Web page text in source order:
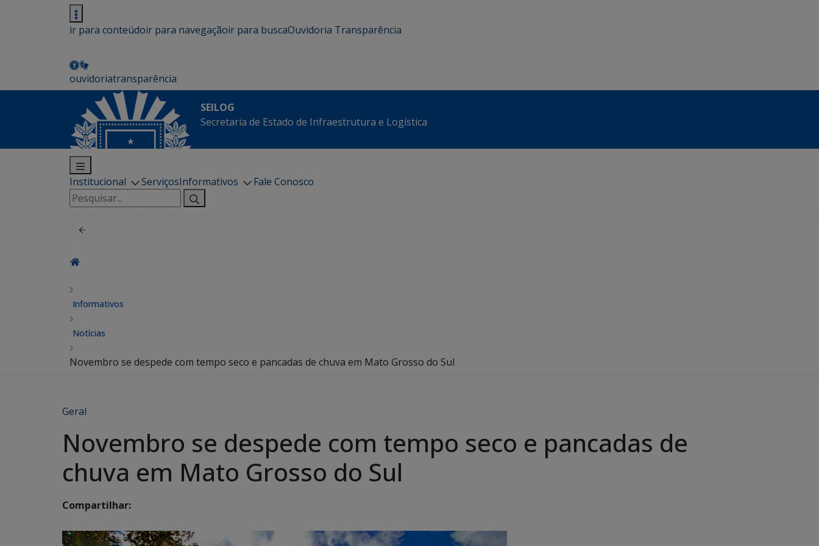
ir para conteúdoir para navegaçãoir para buscaOuvidoria Transparência
ouvidoriatransparência
SEILOG
Secretaria de Estado de Infraestrutura e Logística
Institucional ServiçosInformativos
Fale Conosco
Pesquisar
por:
Informativos
Notícias
Novembro se despede com tempo seco e pancadas de chuva em Mato Grosso do Sul
Geral
Novembro se despede com tempo seco e pancadas de
chuva em Mato Grosso do Sul
Compartilhar: